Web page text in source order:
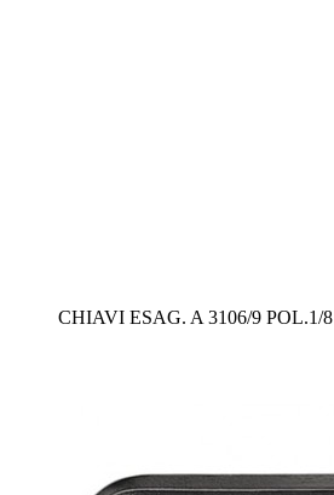
CHIAVI ESAG. A 3106/9 POL.1/8